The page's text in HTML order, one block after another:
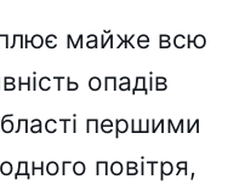
майже всю
опадів
першими
повітря,